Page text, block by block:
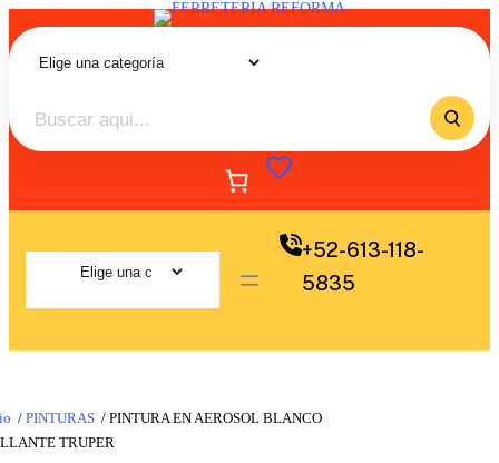
+52-613-118-
5835
/ PINTURAS / PINTURA EN AEROSOL BLANCO
TRUPER